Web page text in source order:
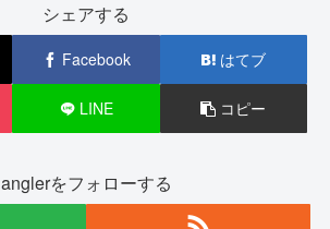
シェアする
Facebook はてブ
LINE コピー
anglerをフォローする